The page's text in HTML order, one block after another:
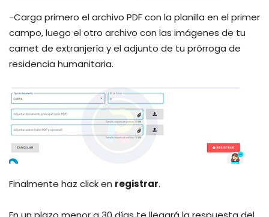
-Carga primero el archivo PDF con la planilla en el primer
campo, luego el otro archivo con las imágenes de tu
carnet de extranjería y el adjunto de tu prórroga de
residencia humanitaria.
Finalmente haz click en registrar.